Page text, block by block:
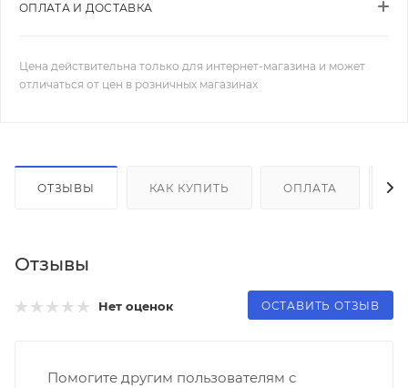
ОПЛАТА И ДОСТАВКА
Цена действительна только для интернет-магазина и может
отличаться от цен в розничных магазинах
ОТЗЫВЫ КАК КУПИТЬ ОПЛАТА
Отзывы
Нет оценок ОСТАВИТЬ ОТЗЫВ
Помогите другим пользователям с